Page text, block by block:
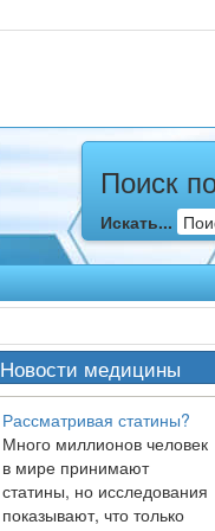
Поиск
Искать...
Новости медицины
Рассматривая статины?
Много миллионов человек
в мире принимают
статины, но исследования
показывают, что только